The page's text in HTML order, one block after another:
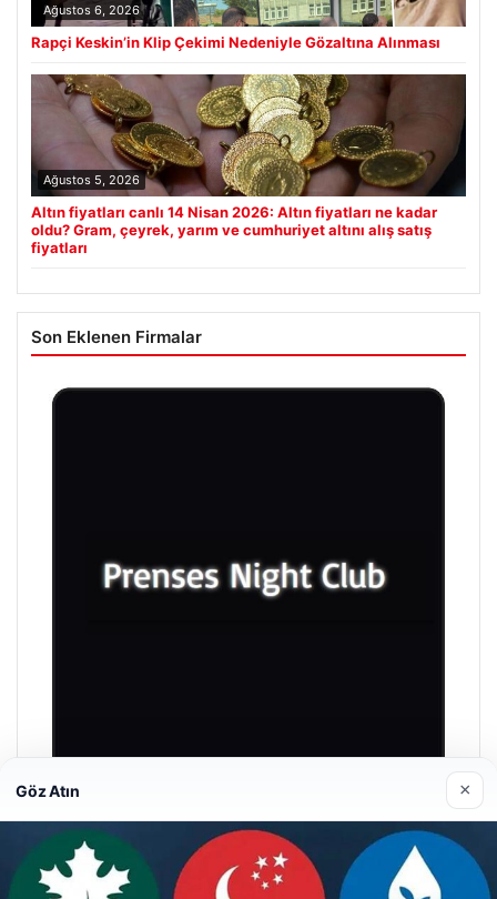
Ağustos 6, 2026
Rapçi Keskin’in Klip Çekimi Nedeniyle Gözaltına Alınması
Ağustos 5, 2026
Altın fiyatları canlı 14 Nisan 2026: Altın fiyatları ne kadar
oldu? Gram, çeyrek, yarım ve cumhuriyet altını alış satış
fiyatları
Son Eklenen Firmalar
Prenses Night Club
Nisan 29, 2026
Göz Atın ×